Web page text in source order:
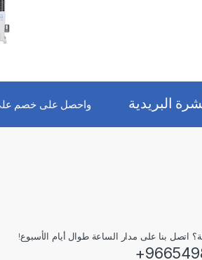
البريدية واحصل على خصم
اتصل بنا على مدار الساعة طوال أيام الأسبوع!